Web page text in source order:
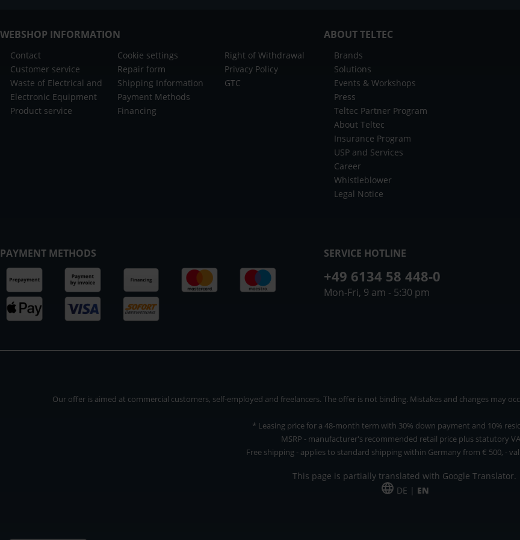
WEBSHOP INFORMATION
Contact
Customer service
Waste of Electrical and
Electronic Equipment
Product service
Cookie settings
Repair form
Shipping Information
Payment Methods
Financing
Right of Withdrawal
Privacy Policy
GTC
ABOUT TELTEC
Brands
Solutions
Events & Workshops
Press
Teltec Partner Program
About Teltec
Insurance Program
USP and Services
Career
Whistleblower
Legal Notice
PAYMENT METHODS SERVICE HOTLINE
+49 6134 58 448-0
Mon-Fri, 9 am - 5:30 pm
Our offer is aimed at commercial customers, self-employed and freelancers. The offer is not binding. Mistakes and changes may
* Leasing price for a 48-month term with 30% down payment and 10%
MSRP - manufacturer's recommended retail price plus statutory
Free shipping - applies to standard shipping within Germany from € 500, -
This page is partially translated with Google Translator.
DE | EN